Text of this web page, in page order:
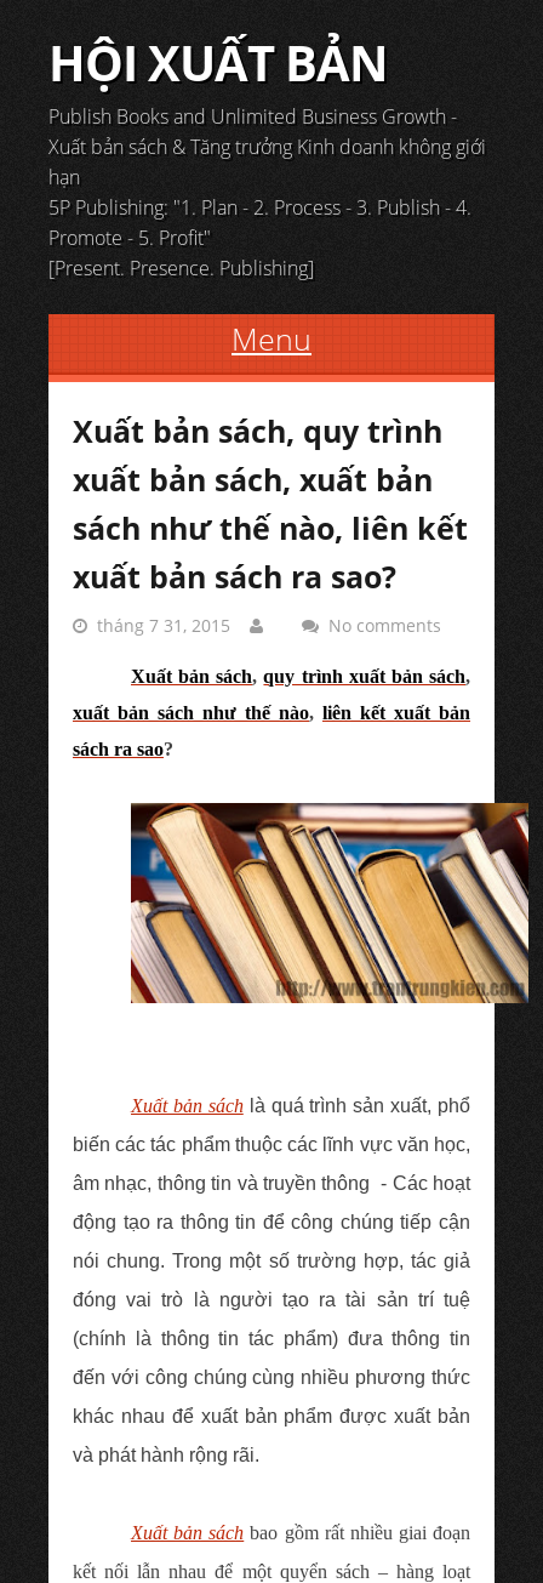
HỘI XUẤT BẢN
Publish Books and Unlimited Business Growth -
Xuất bản sách & Tăng trưởng Kinh doanh không giới
hạn
5P Publishing: "1. Plan - 2. Process - 3. Publish - 4.
Promote - 5. Profit"
[Present. Presence. Publishing]
Menu
Xuất bản sách, quy trình
xuất bản sách, xuất bản
sách như thế nào, liên kết
xuất bản sách ra sao?
tháng 7 31, 2015 No comments
Xuất bản sách,quy trình xuất bản sách,
xuất bản sách như thế nào, liên kết xuất bản
sách ra sao?
Xuất bản sáchlà quá trình sản xuất, phổ
biến các tác phẩm thuộc các lĩnh vực văn học,
âm nhạc, thông tin và truyền thông - Các hoạt
động tạo ra thông tin để công chúng tiếp cận
nói chung. Trong một số trường hợp, tác giả
đóng vai trò là người tạo ra tài sản trí tuệ
(chính là thông tin tác phẩm) đưa thông tin
đến với công chúng cùng nhiều phương thức
khác nhau để xuất bản phẩm được xuất bản
và phát hành rộng rãi.
Xuất bản sách bao gồm rất nhiều giai đoạn
kết nối lẫn nhau để một quyển sách – hàng loạt